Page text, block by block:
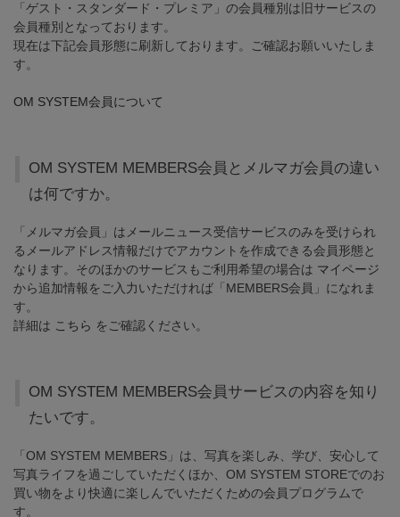
「ゲスト・スタンダード・プレミア」の会員種別は旧サービスの
会員種別となっております。
現在は下記会員形態に刷新しております。ご確認お願いいたしま
す。
OM SYSTEM会員について
OM SYSTEM MEMBERS会員とメルマガ会員の違い
は何ですか。
「メルマガ会員」はメールニュース受信サービスのみを受けられ
るメールアドレス情報だけでアカウントを作成できる会員形態と
なります。そのほかのサービスもご利用希望の場合は マイページ
から追加情報をご入力いただければ「MEMBERS会員」になれま
す。
詳細は こちら をご確認ください。
OM SYSTEM MEMBERS会員サービスの内容を知り
たいです。
「OM SYSTEM MEMBERS」は、写真を楽しみ、学び、安心して
写真ライフを過ごしていただくほか、OM SYSTEM STOREでのお
買い物をより快適に楽しんでいただくための会員プログラムで
す。